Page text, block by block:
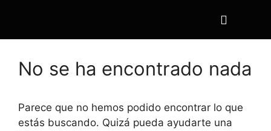
No se ha encontrado nada
Parece que no hemos podido encontrar lo que
estás buscando. Quizá pueda ayudarte una